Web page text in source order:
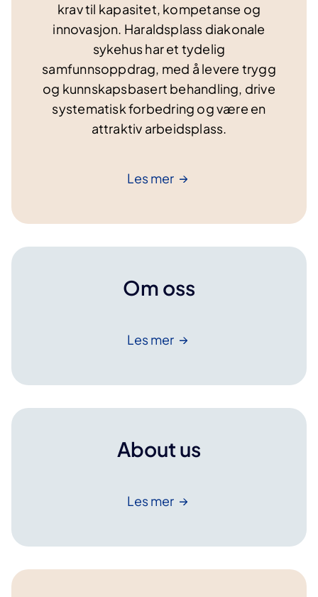
krav til kapasitet, kompetanse og
innovasjon. Haraldsplass diakonale
sykehus har et tydelig
samfunnsoppdrag, med å levere trygg
og kunnskapsbasert behandling, drive
systematisk forbedring og være en
attraktiv arbeidsplass.
Lesmer
Om oss
Lesmer
About us
Lesmer